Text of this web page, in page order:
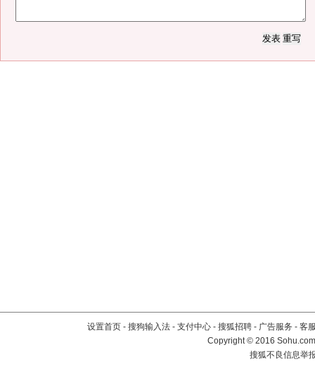
设置首页 - 搜狗输入法 - 支付中心 - 搜狐招聘 - 广告服务 - 客
Copyright©2016
搜狐不良信息举